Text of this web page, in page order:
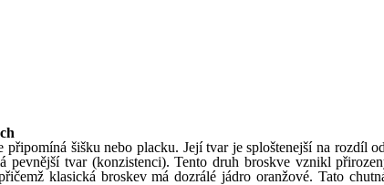
šišku nebo placku. Její tvar je sploštenejší na rozdíl
pevnější tvar (konzistenci). Tento druh broskve vznikl
klasická broskev má dozrálé jádro oranžové. Tato